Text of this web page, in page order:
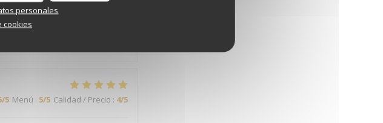
personales
cookies
/5 Menú : 5/5 Calidad / Precio : 4/5